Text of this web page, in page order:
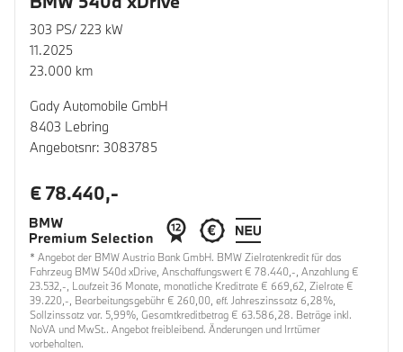
303 PS/ 223 kW
11.2025
23.000 km
Gady Automobile GmbH
8403 Lebring
Angebotsnr: 3083785
€ 78.440,-
* Angebot der BMW Austria Bank GmbH. BMW Zielratenkredit für das
Fahrzeug BMW 540d xDrive, Anschaffungswert € 78.440,-, Anzahlung €
23.532,-, Laufzeit 36 Monate, monatliche Kreditrate € 669,62, Zielrate €
39.220,-, Bearbeitungsgebühr € 260,00, eff. Jahreszinssatz 6,28%,
Sollzinssatz var. 5,99%, Gesamtkreditbetrag € 63.586,28. Beträge inkl.
NoVA und MwSt.. Angebot freibleibend. Änderungen und Irrtümer
vorbehalten.